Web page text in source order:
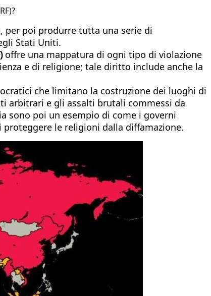
per poi produrre tutta una serie di
Stati Uniti.
offre una mappatura di ogni tipo di violazione
e di religione; tale diritto include anche la
che limitano la costruzione dei luoghi di
arbitrari e gli assalti brutali commessi da
sono poi un esempio di come i governi
le religioni dalla diffamazione.